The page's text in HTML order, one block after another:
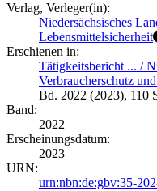
Verlag, Verleger(in):
Niedersächsisches
Lebensmittelsicherheit
Erschienen in:
Tätigkeitsbericht ... /
Verbraucherschutz
Bd. 2022 (2023), 110
Band:
2022
Erscheinungsdatum:
2023
URN:
urn:nbn:de:gbv:35-